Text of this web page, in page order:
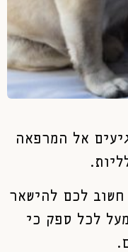
אל המרפאה
לכם להישאר
לכל ספק כי